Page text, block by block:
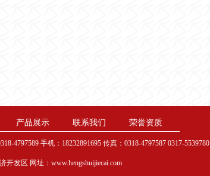
产品展示 联系我们 荣誉资质
4797589 手机：18232891695 传真：0318-4797587 0317-5539780
发区 网址：www.hengshuijiecai.com